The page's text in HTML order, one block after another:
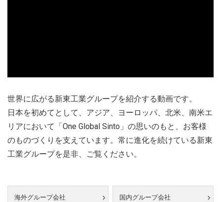
世界に広がる新東工業グループを紹介する動画です。
日本を初めてとして、アジア、ヨーロッパ、北米、南米エ
リアにおいて「One Global Sinto」の思いのもと、お客様
のものづくりを支えています。常に進化を続けている新東
工業グループを是非、ご覧ください。
海外グループ会社 国内グループ会社